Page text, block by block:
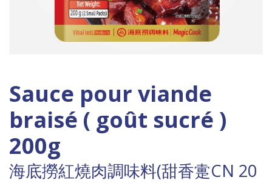
Sauce pour viande
braisé ( goût sucré )
200g
海底撈紅燒肉調味料(甜香疐CN 20